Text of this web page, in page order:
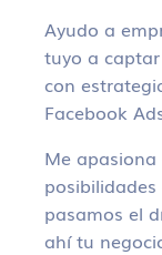
Ayudo a
tuyo a
con
Facebook
Me
posibilidades
pasamos el
ahí tu